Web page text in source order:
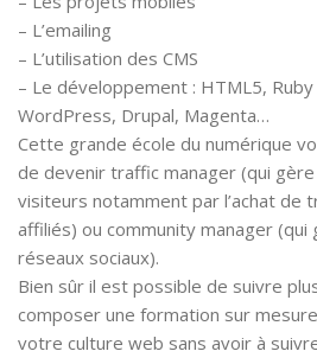
– L’emailing
– L’utilisation des CMS
– Le développement : HTML5, Ruby
WordPress, Drupal, Magenta…
Cette grande école du numérique
de devenir traffic manager (qui
visiteurs notamment par l’achat de
affiliés) ou community manager (qui
réseaux sociaux).
Bien sûr il est possible de suivre
composer une formation sur
votre culture web sans avoir à